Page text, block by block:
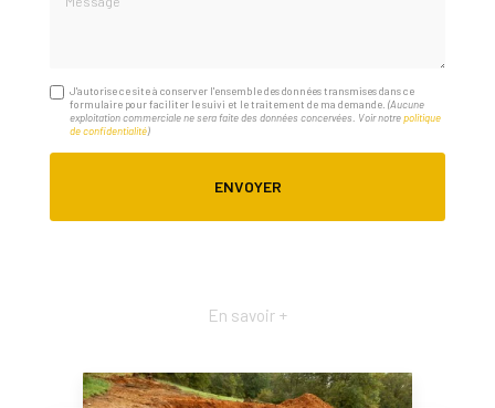
J'autorise ce site à conserver l'ensemble des données transmises dans ce
formulaire pour faciliter le suivi et le traitement de ma demande.(Aucune
exploitation commerciale ne sera faite des données concervées. Voir notrepolitique
de confidentialité)
En savoir +